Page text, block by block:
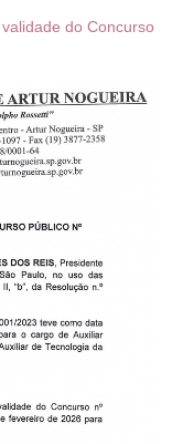
do Concurso